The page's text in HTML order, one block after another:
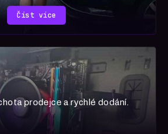
Číst více
prodejce a rychlé dodání.